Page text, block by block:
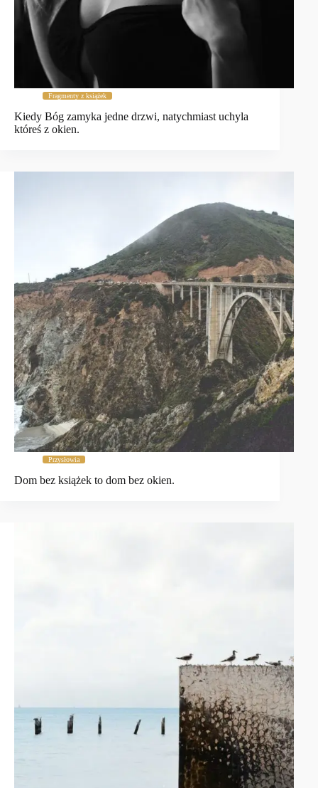
Fragmenty z książek
Kiedy Bóg zamyka jedne drzwi, natychmiast uchyla
któreś z okien.
Przysłowia
Dom bez książek to dom bez okien.